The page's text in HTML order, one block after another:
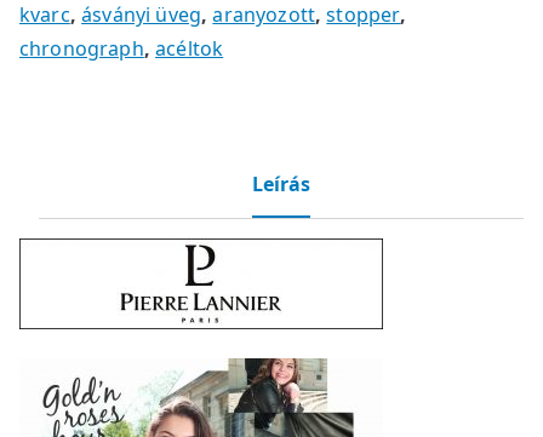
kvarc,ásványi üveg,aranyozott,stopper,
chronograph,acéltok
Leírás